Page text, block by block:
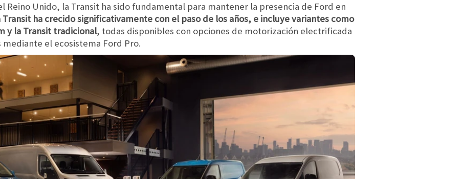
Reino Unido, la Transit ha sido fundamental para mantener la presencia de Ford en
Transit ha crecido significativamente con el paso de los años, e incluye variantes como
y la Transit tradicional, todas disponibles con opciones de motorización electrificada
el ecosistema Ford Pro.